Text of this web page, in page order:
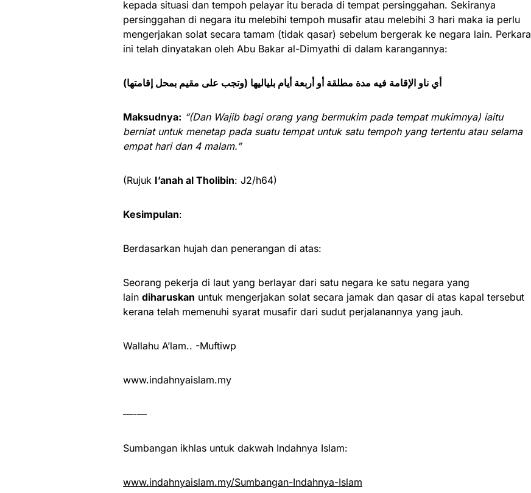
kepada situasi dan tempoh pelayar itu berada di tempat persinggahan. Sekiranya
persinggahan di negara itu melebihi tempoh musafir atau melebihi 3 hari maka ia perlu
mengerjakan solat secara tamam (tidak qasar) sebelum bergerak ke negara lain. Perkara
ini telah dinyatakan oleh Abu Bakar al-Dimyathi di dalam karangannya:
(وتجب على مقيم بمحل إقامتها) أي ناو الإقامة فيه مدة مطلقة أو أربعة أيام بلياليها
Maksudnya: “(Dan Wajib bagi orang yang bermukim pada tempat mukimnya) iaitu
berniat untuk menetap pada suatu tempat untuk satu tempoh yang tertentu atau selama
empat hari dan 4 malam.”
(Rujuk I’anah al Tholibin: J2/h64)
Kesimpulan:
Berdasarkan hujah dan penerangan di atas:
Seorang pekerja di laut yang berlayar dari satu negara ke satu negara yang
lain diharuskan untuk mengerjakan solat secara jamak dan qasar di atas kapal tersebut
kerana telah memenuhi syarat musafir dari sudut perjalanannya yang jauh.
Wallahu A’lam.. -Muftiwp
www.indahnyaislam.my
—-—
Sumbangan ikhlas untuk dakwah Indahnya Islam:
www.indahnyaislam.my/Sumbangan-Indahnya-Islam